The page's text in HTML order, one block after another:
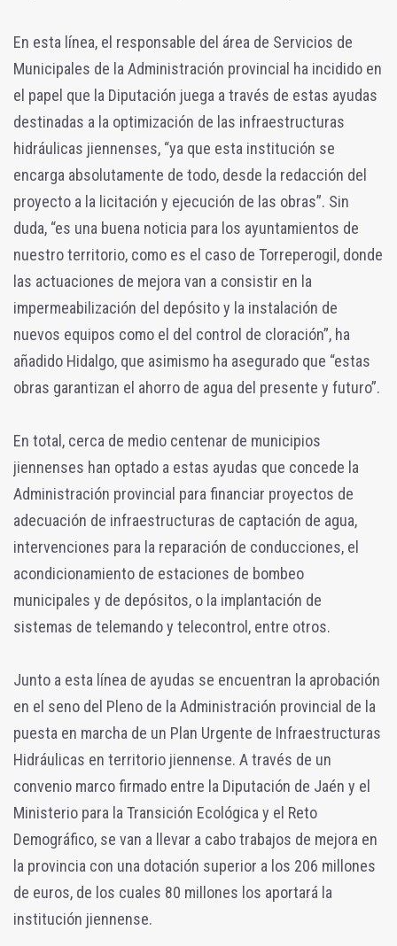
En esta línea, el responsable del área de Servicios de
Municipales de la Administración provincial ha incidido en
el papel que la Diputación juega a través de estas ayudas
destinadas a la optimización de las infraestructuras
hidráulicas jiennenses, “ya que esta institución se
encarga absolutamente de todo, desde la redacción del
proyecto a la licitación y ejecución de las obras”. Sin
duda, “es una buena noticia para los ayuntamientos de
nuestro territorio, como es el caso de Torreperogil, donde
las actuaciones de mejora van a consistir en la
impermeabilización del depósito y la instalación de
nuevos equipos como el del control de cloración”, ha
añadido Hidalgo, que asimismo ha asegurado que “estas
obras garantizan el ahorro de agua del presente y futuro”.
En total, cerca de medio centenar de municipios
jiennenses han optado a estas ayudas que concede la
Administración provincial para financiar proyectos de
adecuación de infraestructuras de captación de agua,
intervenciones para la reparación de conducciones, el
acondicionamiento de estaciones de bombeo
municipales y de depósitos, o la implantación de
sistemas de telemando y telecontrol, entre otros.
Junto a esta línea de ayudas se encuentran la aprobación
en el seno del Pleno de la Administración provincial de la
puesta en marcha de un Plan Urgente de Infraestructuras
Hidráulicas en territorio jiennense. A través de un
convenio marco firmado entre la Diputación de Jaén y el
Ministerio para la Transición Ecológica y el Reto
Demográfico, se van a llevar a cabo trabajos de mejora en
la provincia con una dotación superior a los 206 millones
de euros, de los cuales 80 millones los aportará la
institución jiennense.